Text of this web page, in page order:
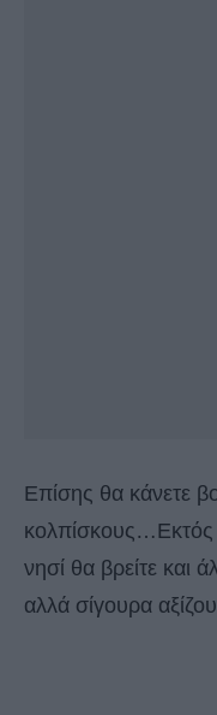
Επίσης θα κάνετε
κολπίσκους…Εκτός
νησί θα βρείτε και
αλλά σίγουρα